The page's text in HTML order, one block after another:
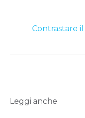
Contrastare il
Leggi anche